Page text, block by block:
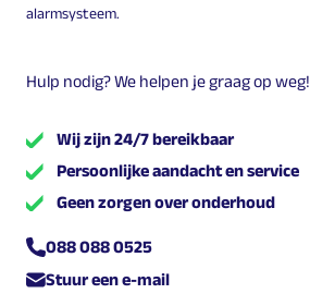
alarmsysteem.
Hulp nodig? We helpen je graag op weg!
Wij zijn 24/7 bereikbaar
Persoonlijke aandacht en service
Geen zorgen over onderhoud
088 088 0525
Stuur een e-mail